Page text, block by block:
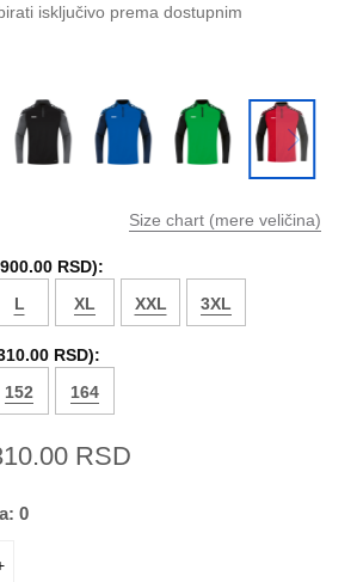
isključivo prema dostupnim
Size chart (mere veličina)
RSD):
L XL XXL 3XL
RSD):
152 164
RSD
0